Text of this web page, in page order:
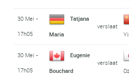
30 Mei -
17h05
Tatjana
Maria
verslaat
30 Mei -
17h05
Eugenie
Bouchard
verslaat